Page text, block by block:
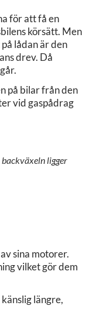
för att få en
körsätt. Men
lådan är den
drev. Då
på bilar från den
vid gaspådrag
ligger
sina motorer.
vilket gör dem
längre,